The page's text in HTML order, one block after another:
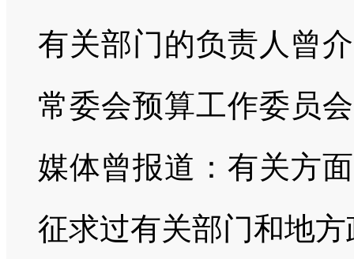
有关部门的负责人曾
常委会预算工作委员
媒体曾报道：有关方
征求过有关部门和地